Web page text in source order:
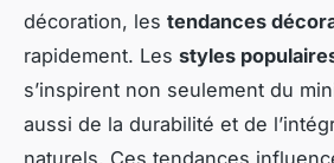
décoration, les tendances
rapidement. Les styles
s’inspirent non seulement du
aussi de la durabilité et de
naturels. Ces tendances